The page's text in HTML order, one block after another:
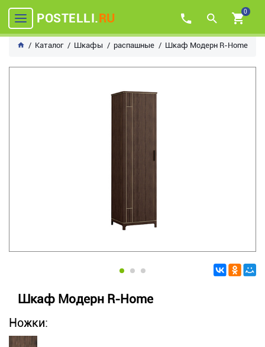
POSTELLI.RU 0
Каталог Шкафы распашные Шкаф Модерн R-Home
Шкаф Модерн R-Home
Ножки: